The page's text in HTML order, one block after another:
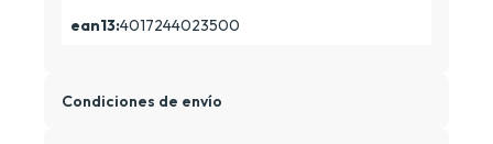
ean13:4017244023500
Condiciones de envío